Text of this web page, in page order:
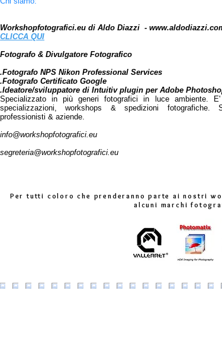
Workshopfotografici.eu di Aldo Diazzi -
CLICCA QUI
Fotografo & Divulgatore Fotografico
.Fotografo NPS Nikon Professional Services
.Fotografo Certificato Google
.Ideatore/sviluppatore di Intuitiv plugin per Adobe
Specializzato in più generi fotografici in luce ambiente.
specializzazioni,workshops & spedizioni fotografiche.
professionisti & aziende.
info@workshopfotografici.eu
segreteria@workshopfotografici.eu
Per tutti coloro che prenderanno parte ai nostri
alcuni marchi